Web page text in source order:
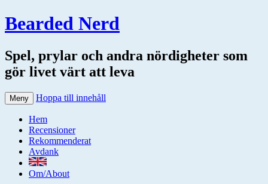
Bearded Nerd
Spel, prylar och andra nördigheter som
gör livet värt att leva
Meny Hoppa till innehåll
Hem
Recensioner
Rekommenderat
Avdank
Om/About